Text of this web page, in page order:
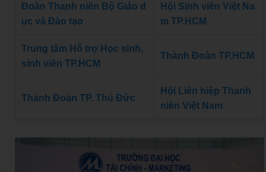
Đoàn Thanh niên Bộ Giáo d
ục và Đào tạo
Hội Sinh viên Việt Na
m TP.HCM
Trung tâm Hỗ trợ Học sinh,
sinh viên TP.HCM
Thành Đoàn TP.HCM
Thành Đoàn TP. Thủ Đức
Hội Liên hiệp Thanh
niên Việt Nam